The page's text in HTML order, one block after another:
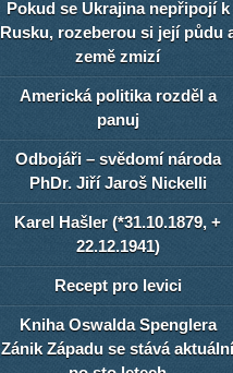
Pokud se Ukrajina nepřipojí k
Rusku, rozeberou si její půdu
země zmizí
Americká politika rozděl a
panuj
Odbojáři – svědomí národa
PhDr. Jiří Jaroš Nickelli
Karel Hašler (*31.10.1879, +
22.12.1941)
Recept pro levici
Kniha Oswalda Spenglera
Zánik Západu se stává aktuální